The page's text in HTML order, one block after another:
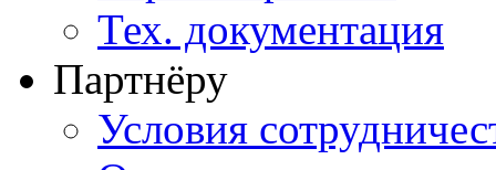
Тех. документация
Партнёру
Условия